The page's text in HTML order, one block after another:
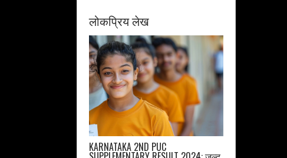
लोकप्रिय लेख
KARNATAKA 2ND PUC